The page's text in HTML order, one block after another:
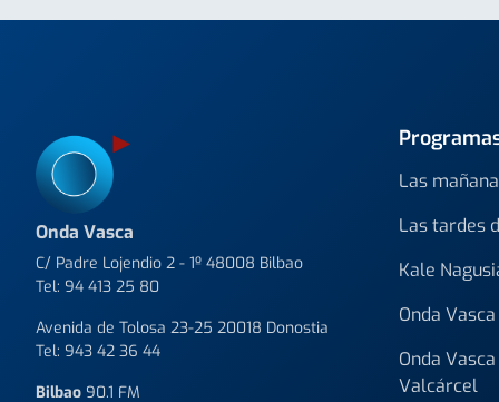
Las
Las tardes
Kale
Onda
Onda
Valcárcel
Onda Vasca
C/ Padre Lojendio 2 - 1º 48008 Bilbao
Tel: 94 413 25 80
Avenida de Tolosa 23-25 20018 Donostia
Tel: 943 42 36 44
Bilbao 90.1 FM